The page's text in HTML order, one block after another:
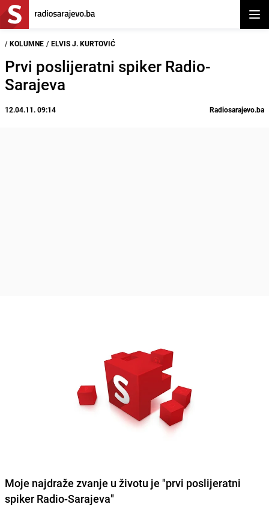
/ KOLUMNE / ELVIS J. KURTOVIĆ
Prvi poslijeratni spiker Radio-
Sarajeva
12.04.11. 09:14 Radiosarajevo.ba
Moje najdraže zvanje u životu je "prvi poslijeratni
spiker Radio-Sarajeva"